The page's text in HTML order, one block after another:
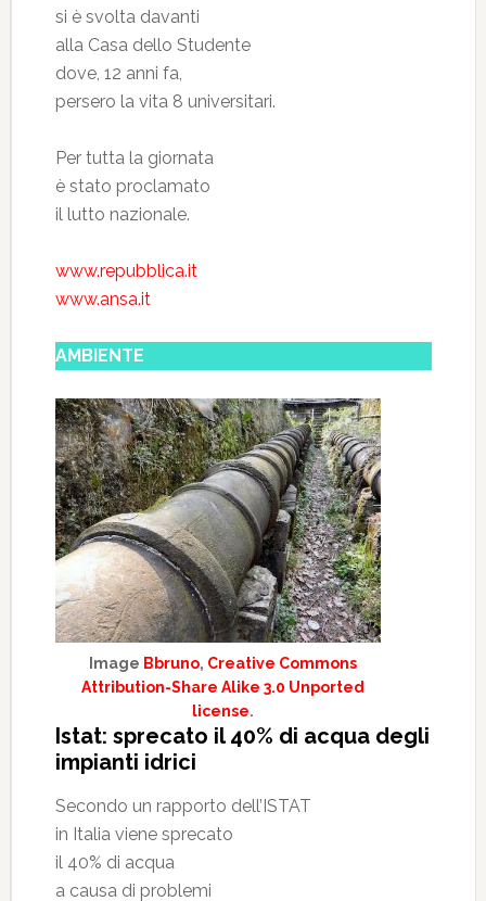
si è svolta davanti
alla Casa dello Studente
dove, 12 anni fa,
persero la vita 8 universitari.
Per tutta la giornata
è stato proclamato
il lutto nazionale.
www.repubblica.it
www.ansa.it
AMBIENTE
Image Bbruno, Creative Commons
Attribution-Share Alike 3.0 Unported
license.
Istat: sprecato il 40% di acqua degli
impianti idrici
Secondo un rapporto dell’ISTAT
in Italia viene sprecato
il 40% di acqua
a causa di problemi